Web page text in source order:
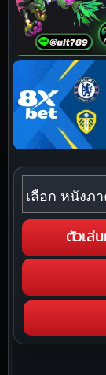
หนังภาคอื่นๆที่
ตัวเล่